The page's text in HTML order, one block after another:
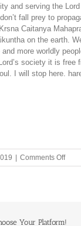
and serving the
fall prey to
Caitanya
on the earth.
and more worldly
society it is free
I will stop here.
Comments Offon
be
Your Platform!